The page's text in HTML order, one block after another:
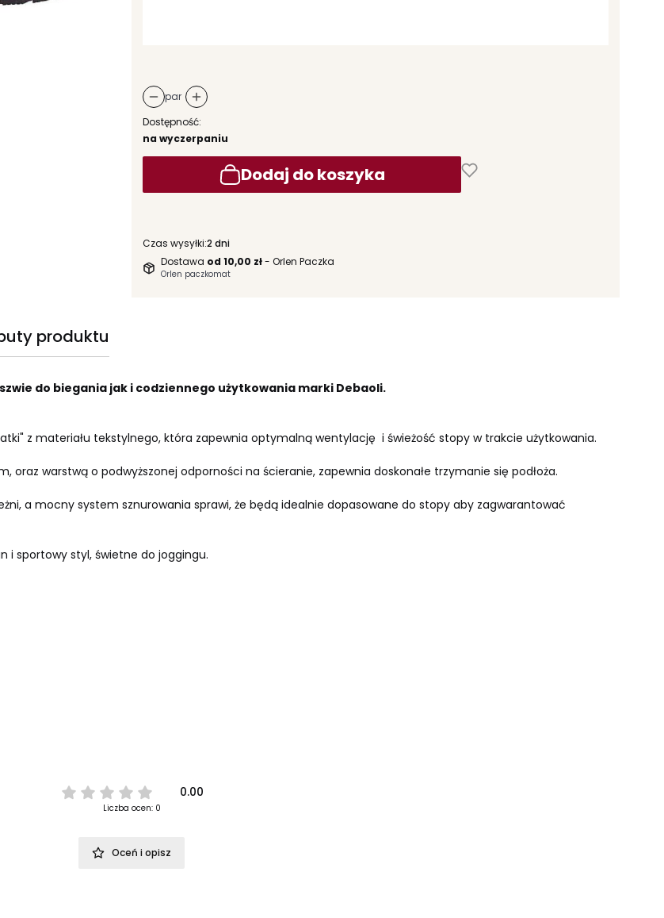
par
Dostępność:
na wyczerpaniu
Dodaj do koszyka
Czas wysyłki:2 dni
Dostawa od 10,00 zł- Orlen Paczka
Orlen paczkomat
produktu
do biegania jak i codziennego użytkowania marki Debaoli.
z materiału tekstylnego, która zapewnia optymalną wentylację i świeżość stopy w trakcie użytkowania.
oraz warstwą o podwyższonej odporności na ścieranie, zapewnia doskonałe trzymanie się podłoża.
a mocny system sznurowania sprawi, że będą idealnie dopasowane do stopy aby zagwarantować
i sportowy styl, świetne do joggingu.
0.00
Liczba ocen: 0
Oceń i opisz